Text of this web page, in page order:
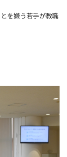
を嫌う若手が教職